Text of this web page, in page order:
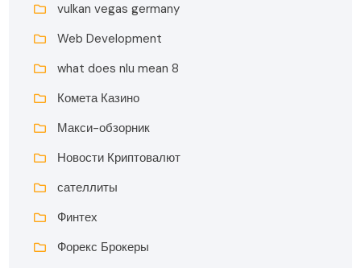
vulkan vegas germany
Web Development
what does nlu mean 8
Комета Казино
Макси-обзорник
Новости Криптовалют
сателлиты
Финтех
Форекс Брокеры